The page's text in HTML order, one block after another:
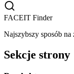
FACEIT Finder
Najszybszy sposób
Sekcje strony